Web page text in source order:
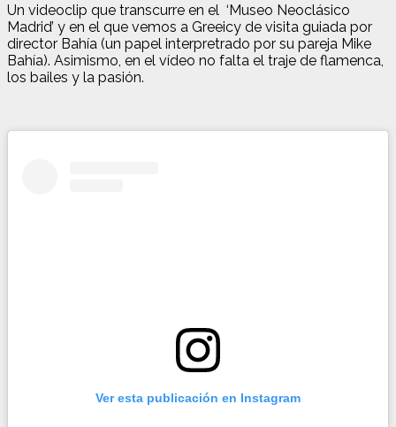
Un videoclip que transcurre en el ‘Museo Neoclásico
Madrid’ y en el que vemos a Greeicy de visita guiada por
director Bahía (un papel interpretrado por su pareja Mike
Bahía). Asimismo, en el vídeo no falta el traje de flamenca,
los bailes y la pasión.
Ver esta publicación en Instagram